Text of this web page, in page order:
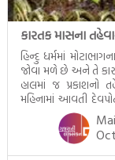
કારતક માસના
હિન્દુ ધર્મમાં
જોવા મળે છે અને તે
હાલમાં જ પ્રકાશનો
મહિનામાં આવતી
આવતી દેવ ઊઠી
દીક્ષાગ્રહણ, યજ્ઞ,